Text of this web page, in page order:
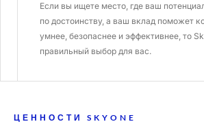
Если вы ищете место, где ваш
по достоинству, а ваш вклад поможет
умнее, безопаснее и эффективнее, то
правильный выбор для вас.
ЦЕННОСТИ SKYONE